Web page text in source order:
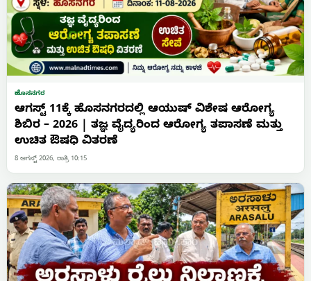
ಹೊಸನಗರ
ಆಗಸ್ಟ್ 11ಕ್ಕೆ ಹೊಸನಗರದಲ್ಲಿ ಆಯುಷ್ ವಿಶೇಷ ಆರೋಗ್ಯ
ಶಿಬಿರ – 2026 | ತಜ್ಞ ವೈದ್ಯರಿಂದ ಆರೋಗ್ಯ ತಪಾಸಣೆ ಮತ್ತು
ಉಚಿತ ಔಷಧಿ ವಿತರಣೆ
8 ಆಗಸ್ಟ್ 2026, ರಾತ್ರಿ 10:15